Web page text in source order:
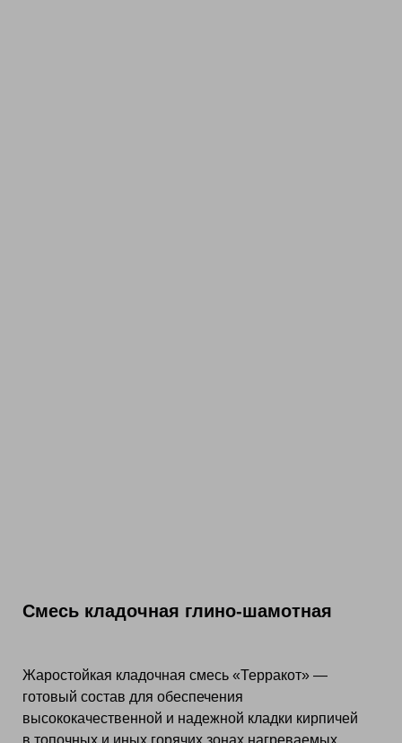
Смесь кладочная глино-шамотная
Жаростойкая кладочная смесь «Терракот» —
готовый состав для обеспечения
высококачественной и надежной кладки кирпичей
в топочных и иных горячих зонах нагреваемых